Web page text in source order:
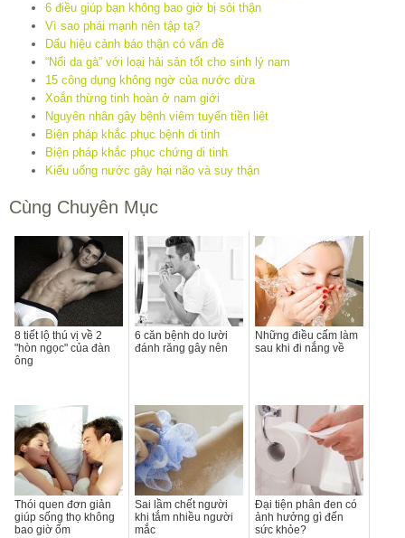
6 điều giúp bạn không bao giờ bị sỏi thận
Vì sao phái mạnh nên tập tạ?
Dấu hiệu cảnh báo thận có vấn đề
“Nổi da gà” với loại hải sản tốt cho sinh lý nam
15 công dụng không ngờ của nước dừa
Xoắn thừng tinh hoàn ở nam giới
Nguyên nhân gây bệnh viêm tuyến tiền liệt
Biện pháp khắc phục bệnh di tinh
Biện pháp khắc phục chứng di tinh
Kiểu uống nước gây hại não và suy thận
Cùng Chuyên Mục
8 tiết lộ thú vị về 2
"hòn ngọc" của đàn
ông
6 căn bệnh do lười
đánh răng gây nên
Những điều cấm làm
sau khi đi nắng về
Thói quen đơn giản
giúp sống thọ không
bao giờ ốm
Sai lầm chết người
khi tắm nhiều người
mắc
Đại tiện phân đen có
ảnh hưởng gì đến
sức khỏe?